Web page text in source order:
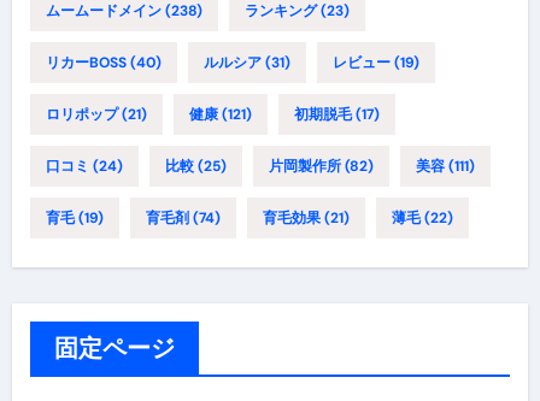
ムームードメイン(238) ランキング(23)
リカーBOSS(40) ルルシア(31) レビュー(19)
ロリポップ(21) 健康(121) 初期脱毛(17)
口コミ (24) 比較(25) 片岡製作所(82) 美容(111)
育毛(19) 育毛剤 (74) 育毛効果(21) 薄毛(22)
固定ページ